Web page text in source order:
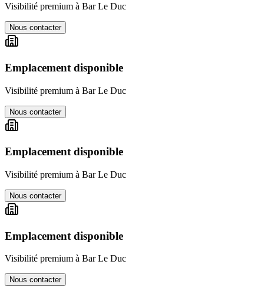
Visibilité premium à Bar Le Duc
Nous contacter
Emplacement disponible
Visibilité premium à Bar Le Duc
Nous contacter
Emplacement disponible
Visibilité premium à Bar Le Duc
Nous contacter
Emplacement disponible
Visibilité premium à Bar Le Duc
Nous contacter